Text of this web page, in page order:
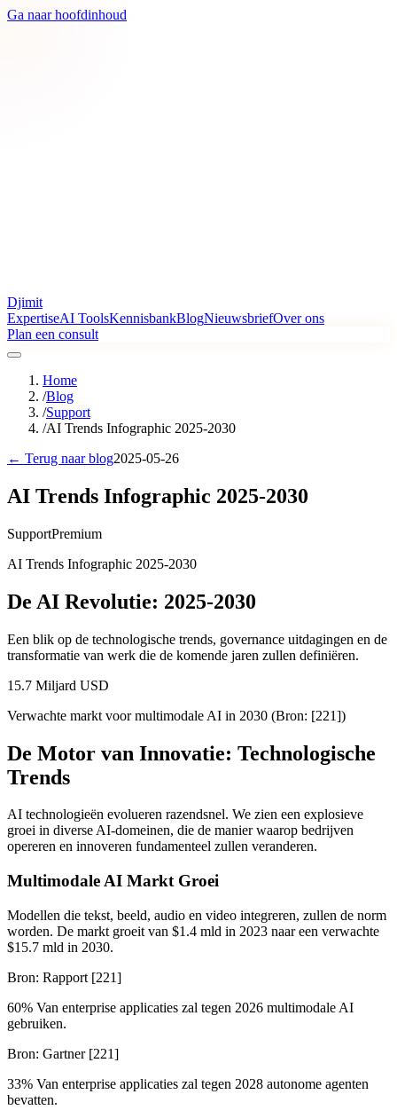
Ga naar hoofdinhoud
Djimit
ExpertiseAI ToolsKennisbankBlogNieuwsbriefOver ons
Plan een consult
Home
/Blog
/Support
/AI Trends Infographic 2025-2030
← Terug naar blog2025-05-26
AI Trends Infographic 2025-2030
SupportPremium
AI Trends Infographic 2025-2030
De AI Revolutie: 2025-2030
Een blik op de technologische trends, governance uitdagingen en de
transformatie van werk die de komende jaren zullen definiëren.
15.7 Miljard USD
Verwachte markt voor multimodale AI in 2030 (Bron: [221])
De Motor van Innovatie: Technologische
Trends
AI technologieën evolueren razendsnel. We zien een explosieve
groei in diverse AI-domeinen, die de manier waarop bedrijven
opereren en innoveren fundamenteel zullen veranderen.
Multimodale AI Markt Groei
Modellen die tekst, beeld, audio en video integreren, zullen de norm
worden. De markt groeit van $1.4 mld in 2023 naar een verwachte
$15.7 mld in 2030.
Bron: Rapport [221]
60% Van enterprise applicaties zal tegen 2026 multimodale AI
gebruiken.
Bron: Gartner [221]
33% Van enterprise applicaties zal tegen 2028 autonome agenten
bevatten.